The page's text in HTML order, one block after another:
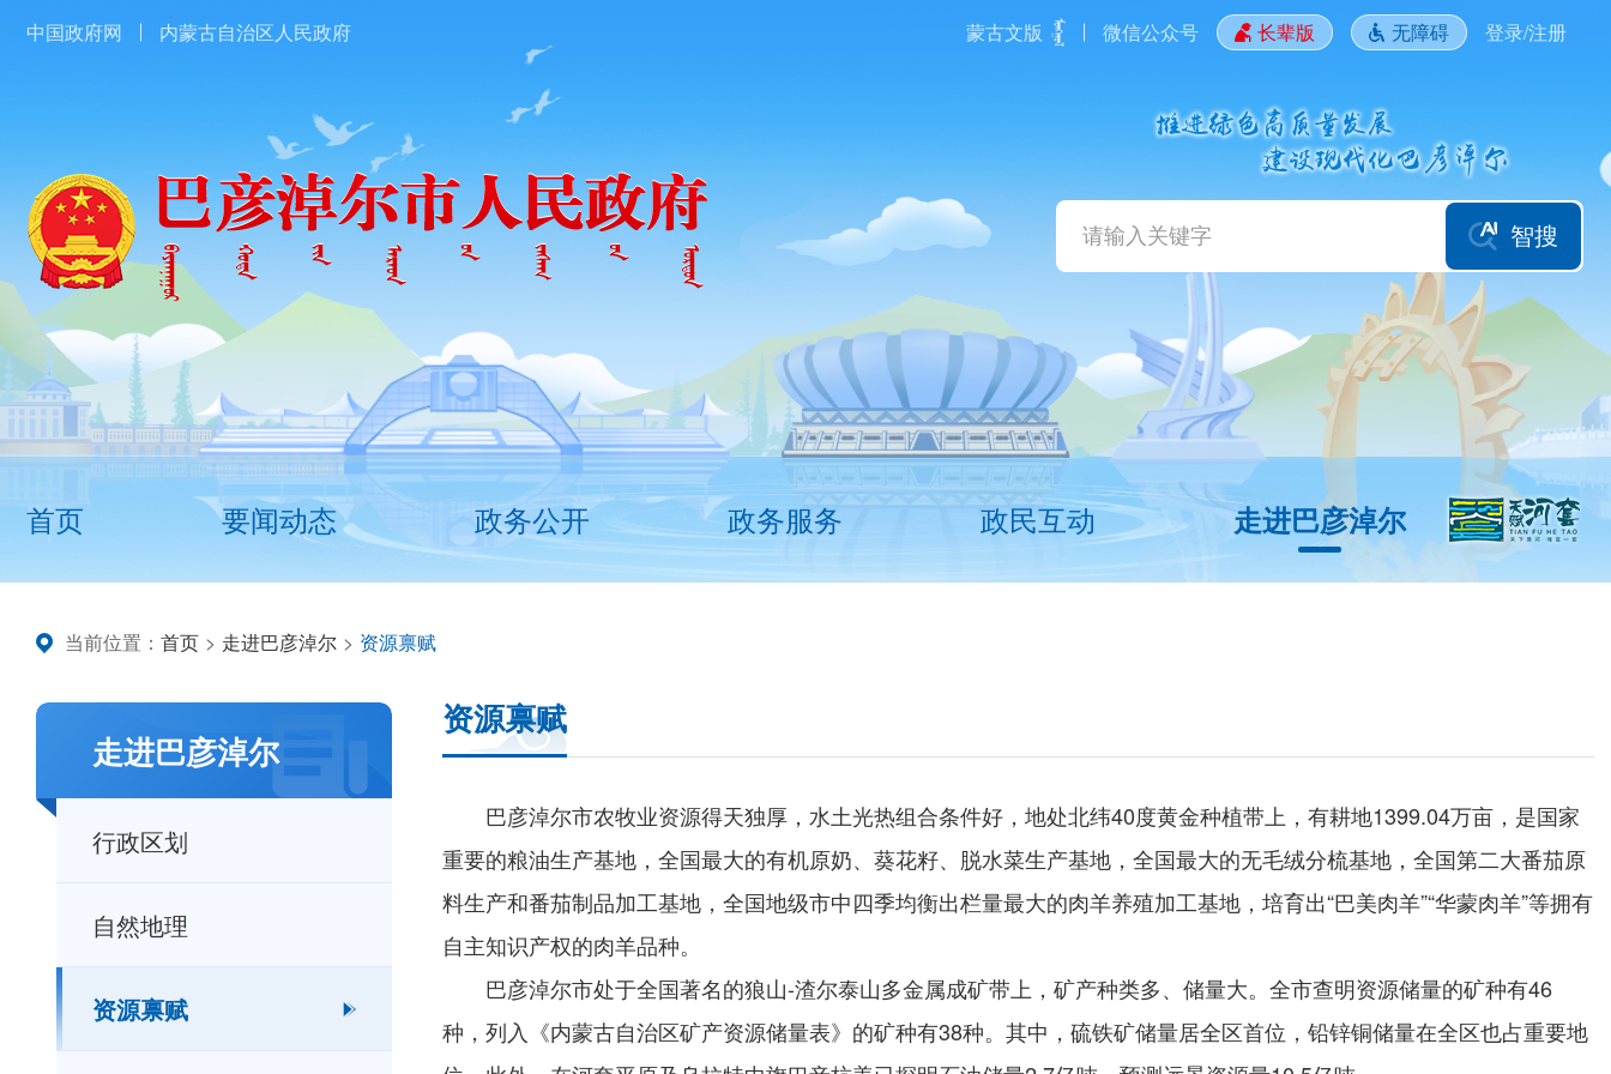
中国政府网 内蒙古自治区人民政府 蒙古文版 微信公众号 长辈版 无障碍 登录/注册
智搜
首页 要闻动态 政务公开 政务服务 政民互动 走进巴彦淖尔
当前位置： 首页 > 走进巴彦淖尔 > 资源禀赋
走进巴彦淖尔
行政区划
自然地理
资源禀赋
资源禀赋
巴彦淖尔市农牧业资源得天独厚，水土光热组合条件好，地处北纬40度黄金种植带上，有耕地1399.04万亩，是国家
重要的粮油生产基地，全国最大的有机原奶、葵花籽、脱水菜生产基地，全国最大的无毛绒分梳基地，全国第二大番茄原
料生产和番茄制品加工基地，全国地级市中四季均衡出栏量最大的肉羊养殖加工基地，培育出“巴美肉羊”“华蒙肉羊”等拥有
自主知识产权的肉羊品种。
巴彦淖尔市处于全国著名的狼山-渣尔泰山多金属成矿带上，矿产种类多、储量大。全市查明资源储量的矿种有46
种，列入《内蒙古自治区矿产资源储量表》的矿种有38种。其中，硫铁矿储量居全区首位，铅锌铜储量在全区也占重要地